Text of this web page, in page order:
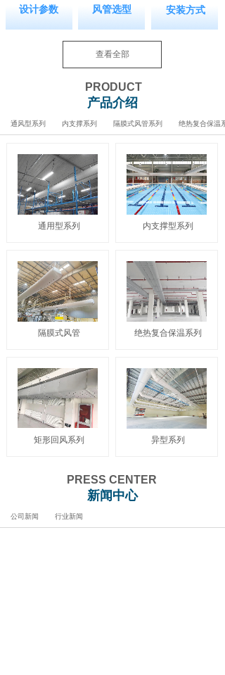
按钮文本 按钮文本 按钮文本
设计参数 风管选型 安装方式
查看全部
PRODUCT
产品介绍
通风型系列 内支撑系列 隔膜式风管系列 绝热复合保温
通用型系列 内支撑型系列
隔膜式风管 绝热复合保温系列
矩形回风系列 异型系列
PRESS CENTER
新闻中心
公司新闻 行业新闻